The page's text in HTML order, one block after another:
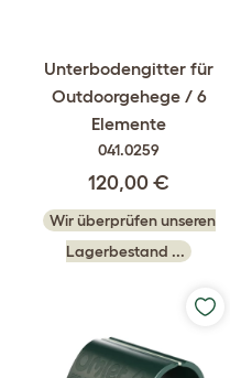
Unterbodengitter für
Outdoorgehege / 6
Elemente
041.0259
120,00 €
Wir überprüfen unseren
Lagerbestand ...